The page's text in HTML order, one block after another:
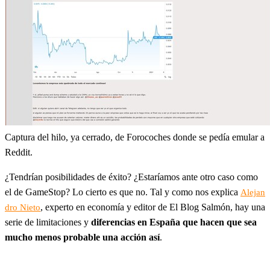
Captura del hilo, ya cerrado, de Forocoches donde se pedía emular a
Reddit.
¿Tendrían posibilidades de éxito? ¿Estaríamos ante otro caso como
el de GameStop? Lo cierto es que no. Tal y como nos explica Alejan
dro Nieto, experto en economía y editor de El Blog Salmón, hay una
serie de limitaciones y diferencias en España que hacen que sea
mucho menos probable una acción así.